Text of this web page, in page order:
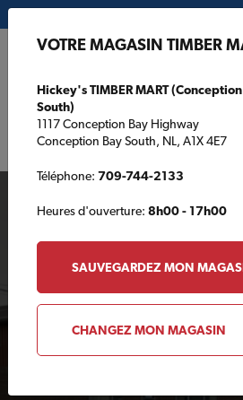
Votre magasin
VOTRE MAGASIN TIMBER
Hickey's TIMBER MART
South)
1117 Conception Bay Highway
Conception Bay South, NL, A1X 4E7
Téléphone: 709-744-2133
Heures d'ouverture: 8h00 - 17h00
SAUVEGARDEZ MON
CHANGEZ MON MAGASIN